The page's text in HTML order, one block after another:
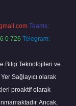
Teams:
0 726 Telegram:
Bilgi Teknolojileri ve
Sağlayıcı olarak
proaktif olarak
Ancak,